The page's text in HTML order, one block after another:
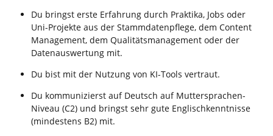
Du bringst erste Erfahrung durch Praktika, Jobs oder
Uni-Projekte aus der Stammdatenpflege, dem Content
Management, dem Qualitätsmanagement oder der
Datenauswertung mit.
Du bist mit der Nutzung von KI-Tools vertraut.
Du kommunizierst auf Deutsch auf Muttersprachen-
Niveau (C2) und bringst sehr gute Englischkenntnisse
(mindestens B2) mit.